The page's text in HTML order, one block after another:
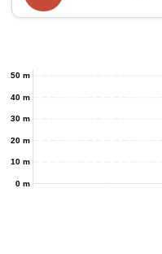
0 m
10 m
20 m
30 m
40 m
50 m